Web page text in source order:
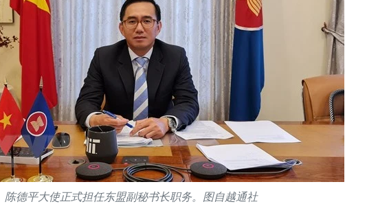
陈德平大使正式担任东盟副秘书长职务。图自越通社